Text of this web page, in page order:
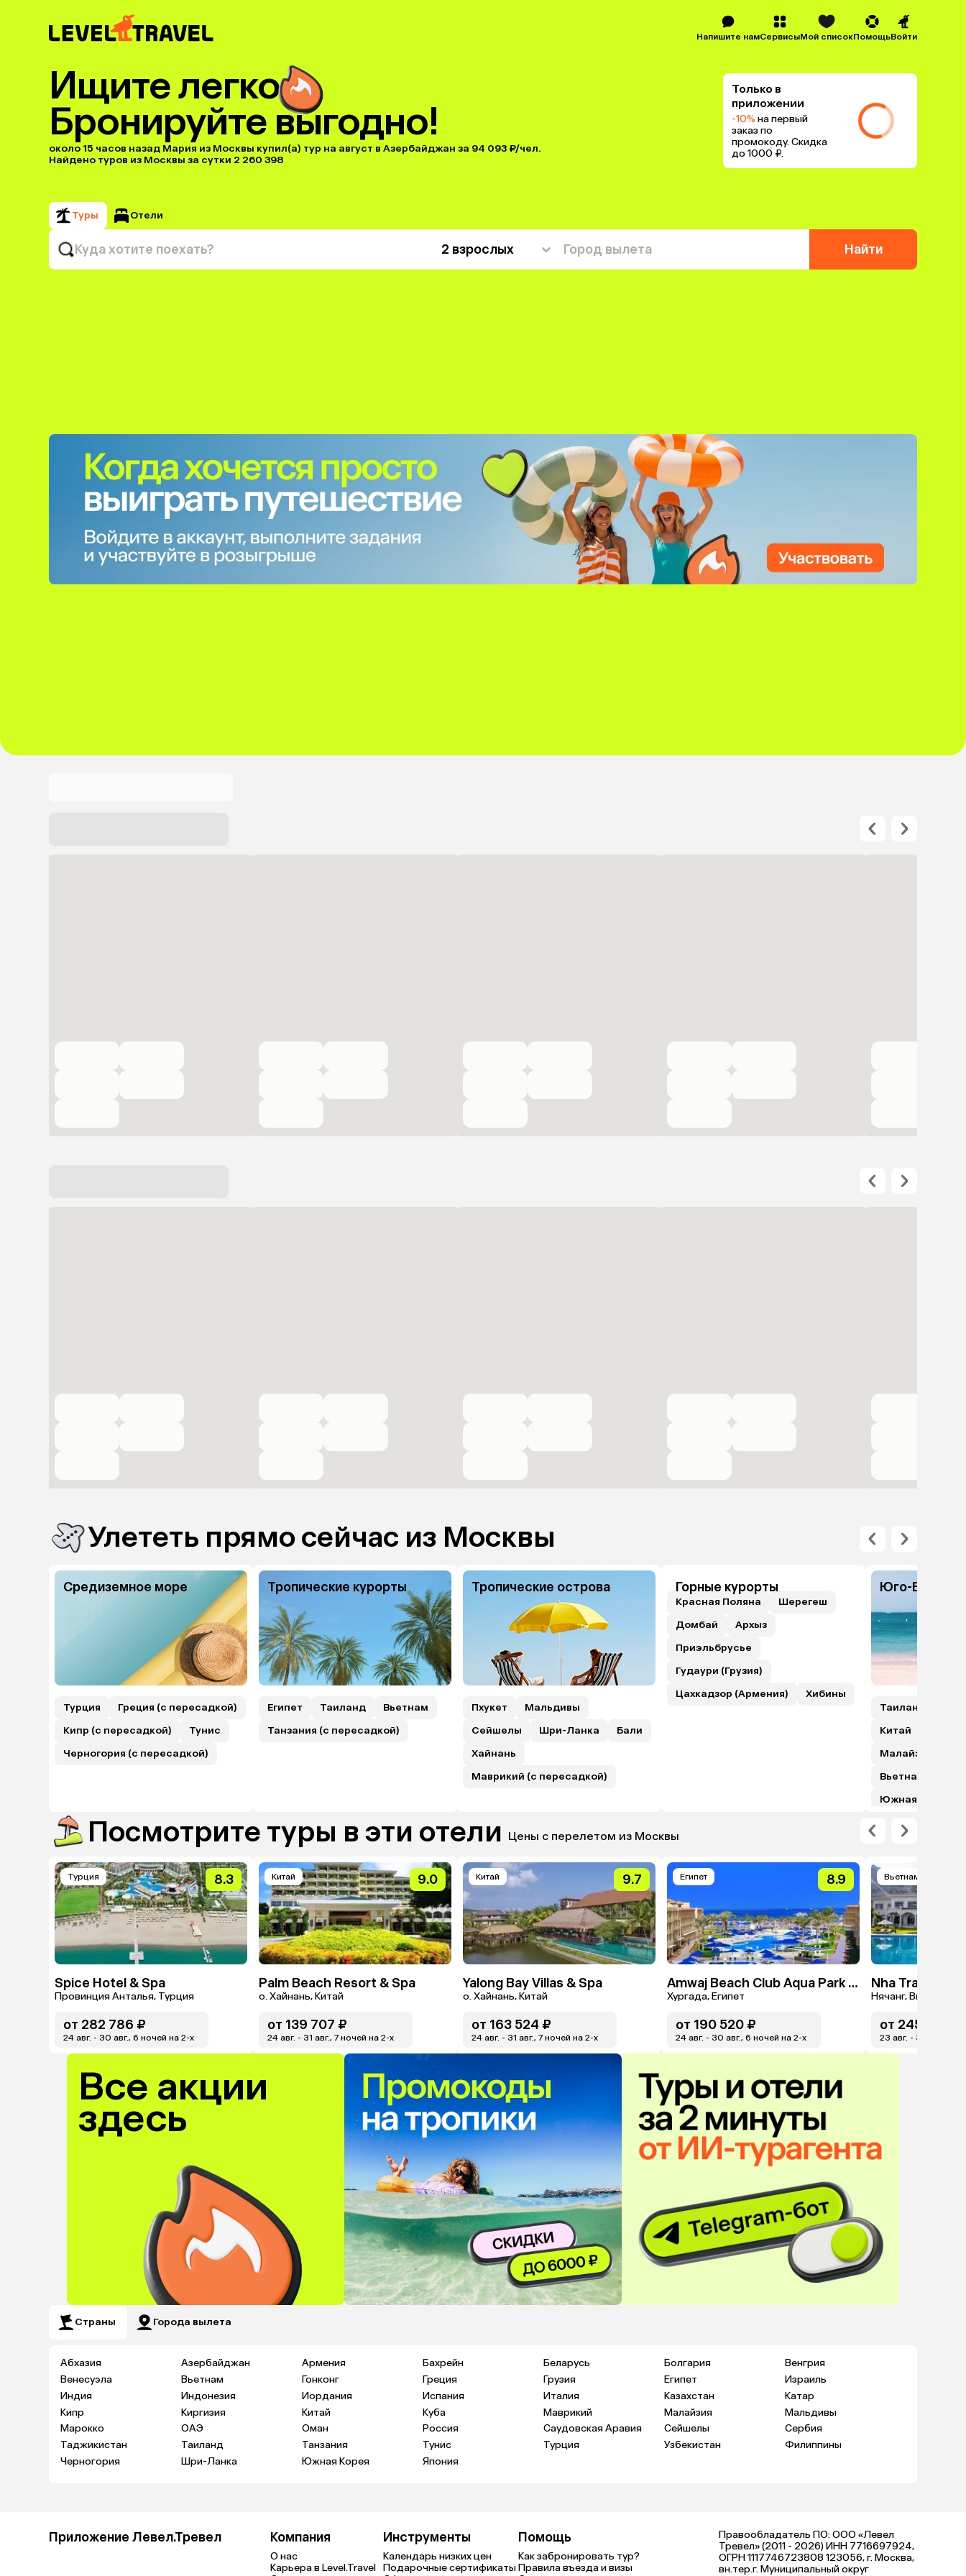
Напишите намСервисыМой списокПомощьВойти
Ищите легко
Бронируйте выгодно!
Только в
приложении
-10% на первый
заказ по
промокоду. Скидка
до 1000 ₽.
около 15 часов назад Мария из Москвы купил(a) тур на август в Азербайджан за 94 093 ₽/чел.
Найдено туров из Москвы за сутки 2 260 398
Туры Отели
Куда хотите поехать? 2 взрослых Город вылета Найти
Улететь прямо сейчас из Москвы
Средиземное море
Турция
Греция (с пересадкой)
Кипр (с пересадкой)
Тунис
Черногория (с пересадкой)
Тропические курорты
Египет Таиланд
Вьетнам
Танзания (с пересадкой)
Тропические острова
Пхукет
Мальдивы
Сейшелы
Шри-Ланка
Бали
Хайнань
Маврикий (с пересадкой)
Горные курорты
Красная Поляна
Шерегеш
Домбай
Архыз
Приэльбрусье
Гудаури (Грузия)
Цахкадзор (Армения)
Хибины
Юго-
Таиланд
Китай
Малайзия (с
Вьетнам
Южная Корея
Посмотрите туры в эти отели Цены с перелетом из Москвы
Турция 8.3
Spice Hotel & Spa
Провинция Анталья, Турция
от 282 786 ₽
24 авг. - 30 авг., 6 ночей на 2-x
Китай 9.0
Palm Beach Resort & Spa
о. Хайнань, Китай
от 139 707 ₽
24 авг. - 31 авг., 7 ночей на 2-x
Китай 9.7
Yalong Bay Villas & Spa
о. Хайнань, Китай
от 163 524 ₽
24 авг. - 31 авг., 7 ночей на 2-x
Египет 8.9
Amwaj Beach Club Aqua Park & Spa
Хургада, Египет
от 190 520 ₽
24 авг. - 30 авг., 6 ночей на 2-x
Вьетнам
Нячанг, Вьетнам
от 245 295 ₽
23 авг. - 30 авг., 7
Все акции
здесь
Страны Города вылета
Абхазия Азербайджан Армения Бахрейн Беларусь Болгария
Венгрия
Венесуэла
Вьетнам Гонконг Греция Грузия Египет
Израиль
Индия
Индонезия Иордания Испания Италия Казахстан
Катар
Кипр
Киргизия Китай Куба Маврикий Малайзия
Мальдивы
Марокко
ОАЭ Оман Россия Саудовская Аравия Сейшелы
Сербия
Таджикистан
Таиланд Танзания Тунис Турция Узбекистан
Филиппины
Черногория
Шри-Ланка Южная Корея Япония
Приложение Левел.Тревел Компания
О нас
Карьера в Level.Travel
Инструменты
Календарь низких цен
Подарочные сертификаты
Помощь
Как забронировать тур?
Правила въезда и визы
Правообладатель ПО: ООО «Левел
Тревел» (2011 - 2026) ИНН 7716697924,
ОГРН 1117746723808 123056, г. Москва,
вн.тер.г. Муниципальный округ